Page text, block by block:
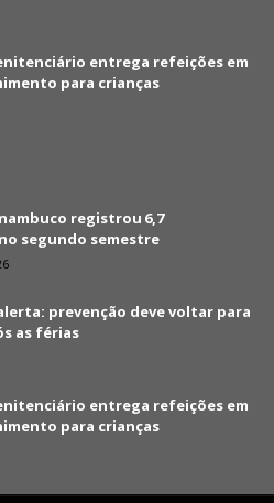
entrega refeições em
para crianças
registrou 6,7
segundo semestre
prevenção deve voltar para
as férias
entrega refeições em
para crianças